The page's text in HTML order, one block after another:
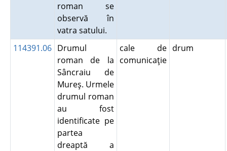
roman se
observă în
vatra satului.
114391.06 Drumul
roman de la
Sâncraiu de
Mureş. Urmele
drumul roman
au fost
identificate pe
partea
dreaptă a
cale de
comunicaţie
drum